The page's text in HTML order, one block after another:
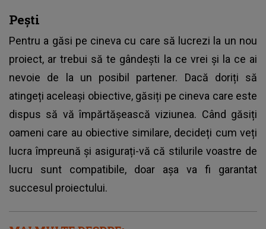
Pești
Pentru a găsi pe cineva cu care să lucrezi la un nou
proiect, ar trebui să te gândești la ce vrei și la ce ai
nevoie de la un posibil partener. Dacă doriți să
atingeți aceleași obiective, găsiți pe cineva care este
dispus să vă împărtășească viziunea. Când găsiți
oameni care au obiective similare, decideți cum veți
lucra împreună și asigurați-vă că stilurile voastre de
lucru sunt compatibile, doar așa va fi garantat
succesul proiectului.